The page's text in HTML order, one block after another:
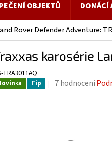
OBJEKTŮ DOMÁCÍ
Rover Defender Adventure:
karosérie
TRA8011AQ
Tip
Průměrné
7 hodnocení